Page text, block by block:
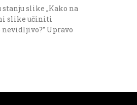
slike „Kako na
slike učiniti
Upravo